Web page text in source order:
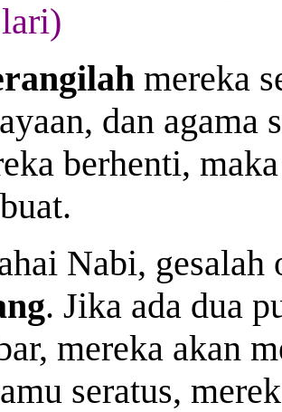
mereka
dan
berhenti,
Nabi,
. Jika ada dua
mereka akan
seratus,